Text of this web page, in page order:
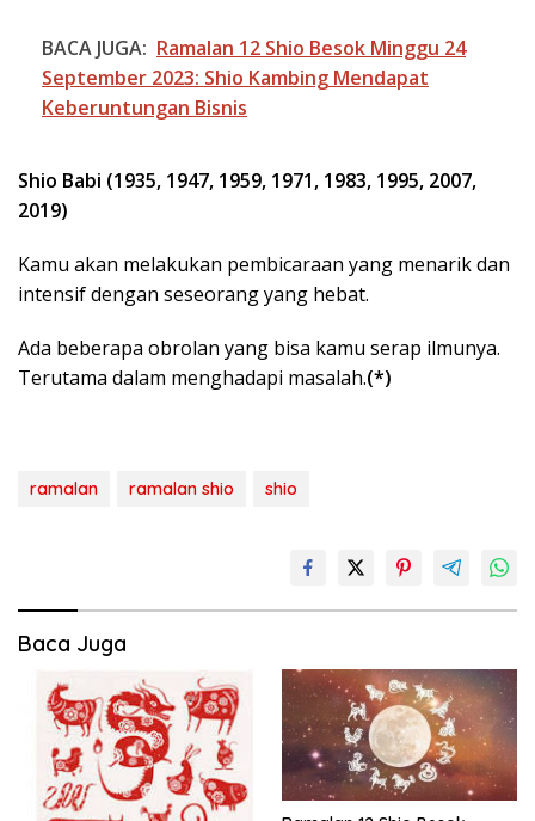
BACA JUGA: Ramalan 12 Shio Besok Minggu 24
September 2023: Shio Kambing Mendapat
Keberuntungan Bisnis
Shio Babi (1935, 1947, 1959, 1971, 1983, 1995, 2007,
2019)
Kamu akan melakukan pembicaraan yang menarik dan
intensif dengan seseorang yang hebat.
Ada beberapa obrolan yang bisa kamu serap ilmunya.
Terutama dalam menghadapi masalah.(*)
ramalan ramalan shio shio
Baca Juga